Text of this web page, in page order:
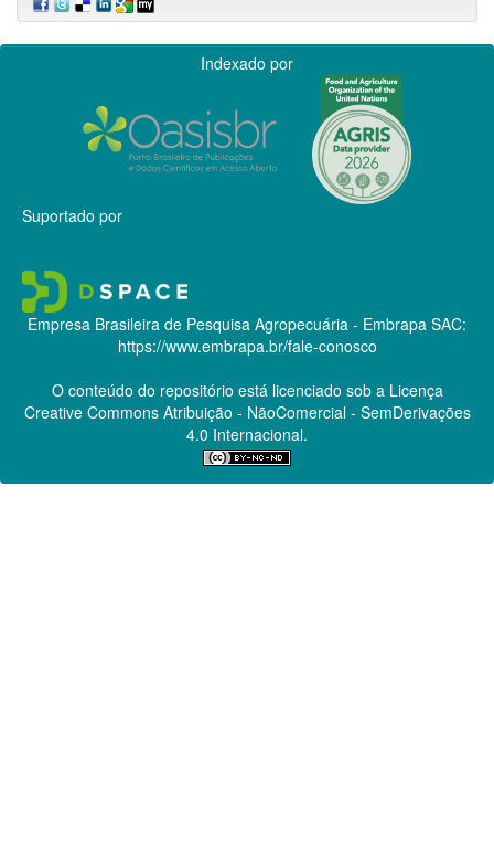
Indexado por
Suportado por
Empresa Brasileira de Pesquisa Agropecuária - Embrapa SAC:
https://www.embrapa.br/fale-conosco
O conteúdo do repositório está licenciado sob a Licença
Creative CommonsAtribuição - NãoComercial - SemDerivações
4.0 Internacional.